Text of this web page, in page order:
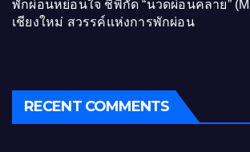
พักผ่อนหย่อนใจ ชี้พิกัด “นวดผ่อนคลาย”
เชียงใหม่ สวรรค์แห่งการพักผ่อน
RECENT COMMENTS